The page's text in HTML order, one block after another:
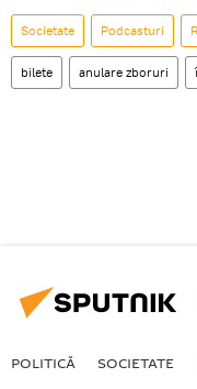
Societate Podcasturi
bilete anulare zboruri
POLITICĂ SOCIETATE